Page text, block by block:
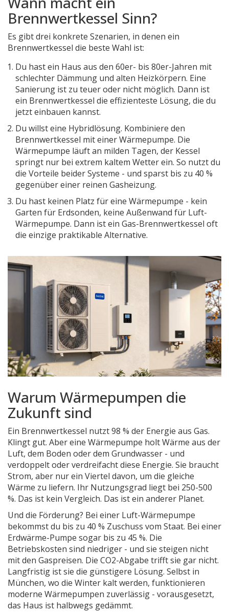
Brennwertkessel Sinn?
Es gibt drei konkrete Szenarien, in denen ein
Brennwertkessel die beste Wahl ist:
Du hast ein Haus aus den 60er- bis 80er-Jahren mit
schlechter Dämmung und alten Heizkörpern. Eine
Sanierung ist zu teuer oder nicht möglich. Dann ist
ein Brennwertkessel die effizienteste Lösung, die du
jetzt einbauen kannst.
Du willst eine Hybridlösung. Kombiniere den
Brennwertkessel mit einer Wärmepumpe. Die
Wärmepumpe läuft an milden Tagen, der Kessel
springt nur bei extrem kaltem Wetter ein. So nutzt du
die Vorteile beider Systeme - und sparst bis zu 40 %
gegenüber einer reinen Gasheizung.
Du hast keinen Platz für eine Wärmepumpe - kein
Garten für Erdsonden, keine Außenwand für Luft-
Wärmepumpe. Dann ist ein Gas-Brennwertkessel oft
die einzige praktikable Alternative.
Warum Wärmepumpen die
Zukunft sind
Ein Brennwertkessel nutzt 98 % der Energie aus Gas.
Klingt gut. Aber eine Wärmepumpe holt Wärme aus der
Luft, dem Boden oder dem Grundwasser - und
verdoppelt oder verdreifacht diese Energie. Sie braucht
Strom, aber nur ein Viertel davon, um die gleiche
Wärme zu liefern. Ihr Nutzungsgrad liegt bei 250-500
%. Das ist kein Vergleich. Das ist ein anderer Planet.
Und die Förderung? Bei einer Luft-Wärmepumpe
bekommst du bis zu 40 % Zuschuss vom Staat. Bei einer
Erdwärme-Pumpe sogar bis zu 45 %. Die
Betriebskosten sind niedriger - und sie steigen nicht
mit den Gaspreisen. Die CO2-Abgabe trifft sie gar nicht.
Langfristig ist sie die günstigere Lösung. Selbst in
München, wo die Winter kalt werden, funktionieren
moderne Wärmepumpen zuverlässig - vorausgesetzt,
das Haus ist halbwegs gedämmt.